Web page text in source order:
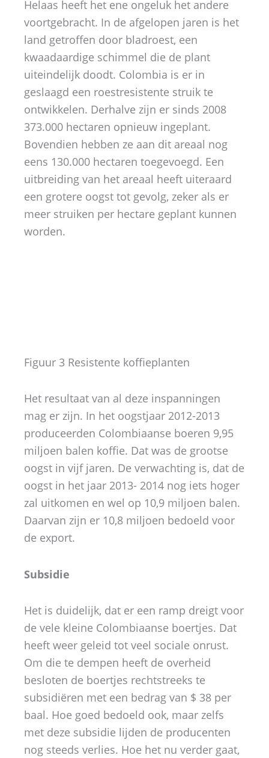
Helaas heeft het ene ongeluk het andere
voortgebracht. In de afgelopen jaren is het
land getroffen door bladroest, een
kwaadaardige schimmel die de plant
uiteindelijk doodt. Colombia is er in
geslaagd een roestresistente struik te
ontwikkelen. Derhalve zijn er sinds 2008
373.000 hectaren opnieuw ingeplant.
Bovendien hebben ze aan dit areaal nog
eens 130.000 hectaren toegevoegd. Een
uitbreiding van het areaal heeft uiteraard
een grotere oogst tot gevolg, zeker als er
meer struiken per hectare geplant kunnen
worden.
Figuur 3 Resistente koffieplanten
Het resultaat van al deze inspanningen
mag er zijn. In het oogstjaar 2012-2013
produceerden Colombiaanse boeren 9,95
miljoen balen koffie. Dat was de grootse
oogst in vijf jaren. De verwachting is, dat de
oogst in het jaar 2013- 2014 nog iets hoger
zal uitkomen en wel op 10,9 miljoen balen.
Daarvan zijn er 10,8 miljoen bedoeld voor
de export.
Subsidie
Het is duidelijk, dat er een ramp dreigt voor
de vele kleine Colombiaanse boertjes. Dat
heeft weer geleid tot veel sociale onrust.
Om die te dempen heeft de overheid
besloten de boertjes rechtstreeks te
subsidiëren met een bedrag van $ 38 per
baal. Hoe goed bedoeld ook, maar zelfs
met deze subsidie lijden de producenten
nog steeds verlies. Hoe het nu verder gaat,